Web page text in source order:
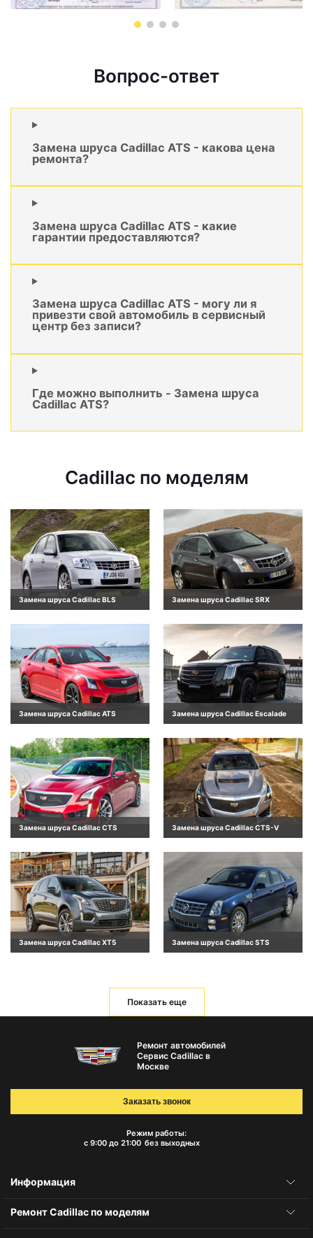
Вопрос-ответ
Замена шруса Cadillac ATS - какова цена
ремонта?
Замена шруса Cadillac ATS - какие
гарантии предоставляются?
Замена шруса Cadillac ATS - могу ли я
привезти свой автомобиль в сервисный
центр без записи?
Где можно выполнить - Замена шруса
Cadillac ATS?
Cadillac по моделям
Замена шруса Cadillac BLS Замена шруса Cadillac SRX
Замена шруса Cadillac ATS Замена шруса Cadillac Escalade
Замена шруса Cadillac CTS Замена шруса Cadillac CTS-V
Замена шруса Cadillac XT5 Замена шруса Cadillac STS
Показать еще
Ремонт автомобилей
Сервис Cadillac в
Москве
Режим работы:
с 9:00 до 21:00 без выходных
Заказать звонок
Информация
Ремонт Cadillac по моделям